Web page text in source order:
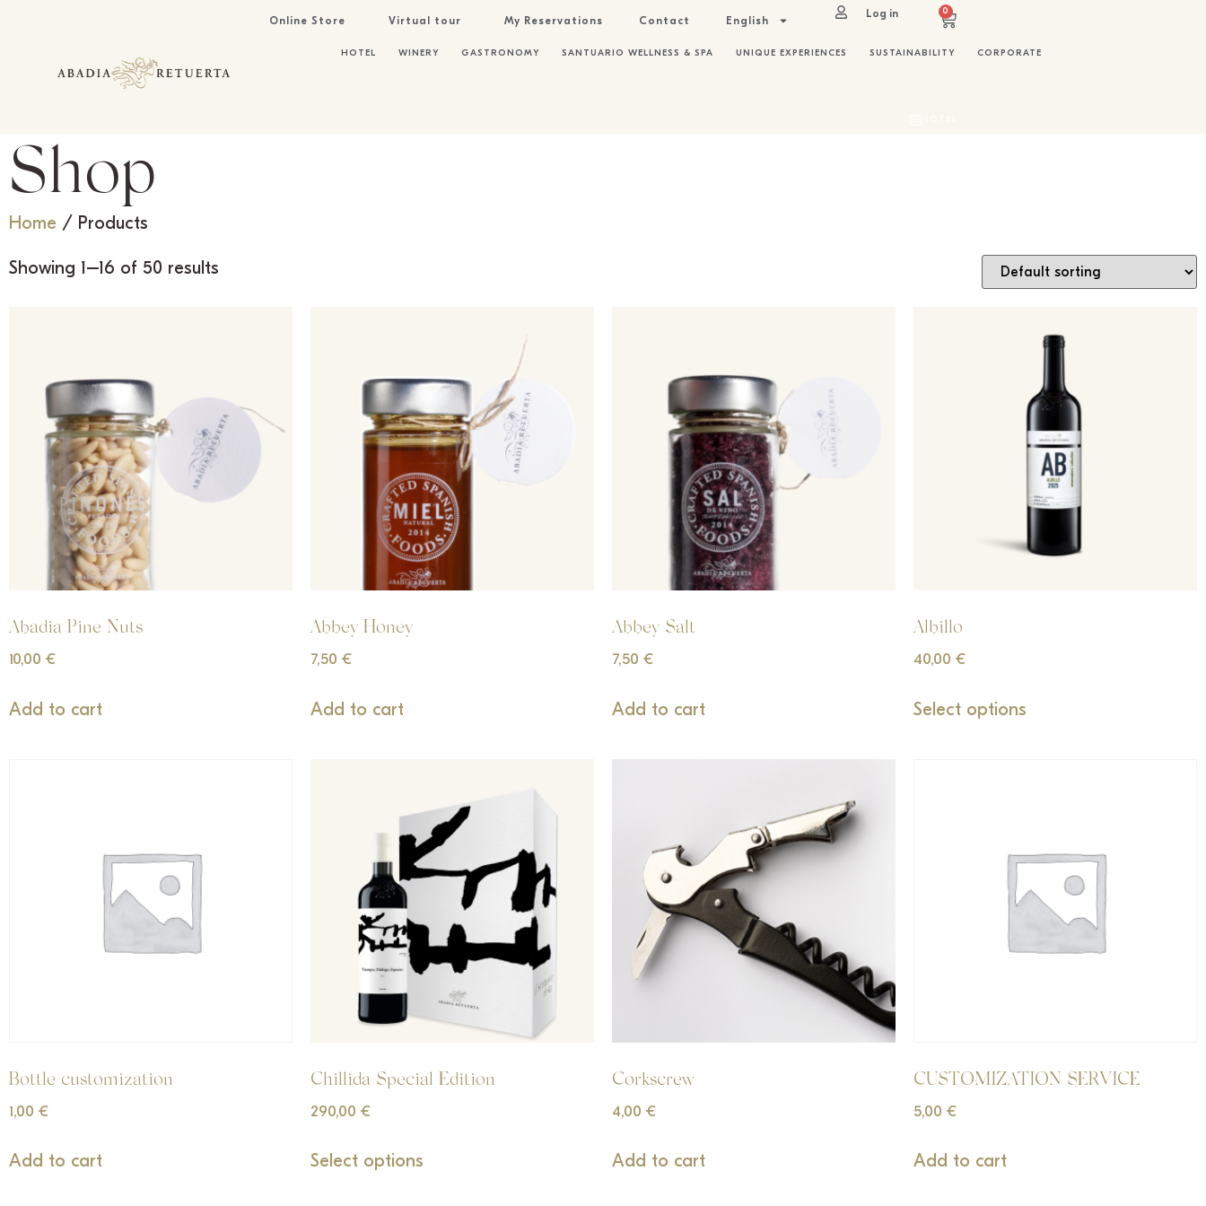
Online Store Virtual tour My Reservations Contact English
Log in 0
HOTEL WINERY GASTRONOMY SANTUARIO WELLNESS & SPA UNIQUE EXPERIENCES SUSTAINABILITY CORPORATE
Shop
Home / Products
Showing 1–16 of 50 results
Abadia Pine Nuts
10,00 €
Add to cart
Abbey Honey
7,50 €
Add to cart
Abbey Salt
7,50 €
Add to cart
Albillo
40,00 €
Select options
Bottle customization
1,00 €
Add to cart
Chillida Special Edition
290,00 €
Select options
Corkscrew
4,00 €
Add to cart
CUSTOMIZATION SERVICE
5,00 €
Add to cart